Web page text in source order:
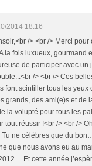
2014 18:16
/> <br /> Merci pour
la fois luxueux, gourmand
de participer avec un
/> <br /> Ces
font scintiller tous les yeux
grands, des ami(e)s et de
la volupté pour tous les
tout réussir !<br /> <br />
ne célèbres que du
que nous avons eu au
Et cette année